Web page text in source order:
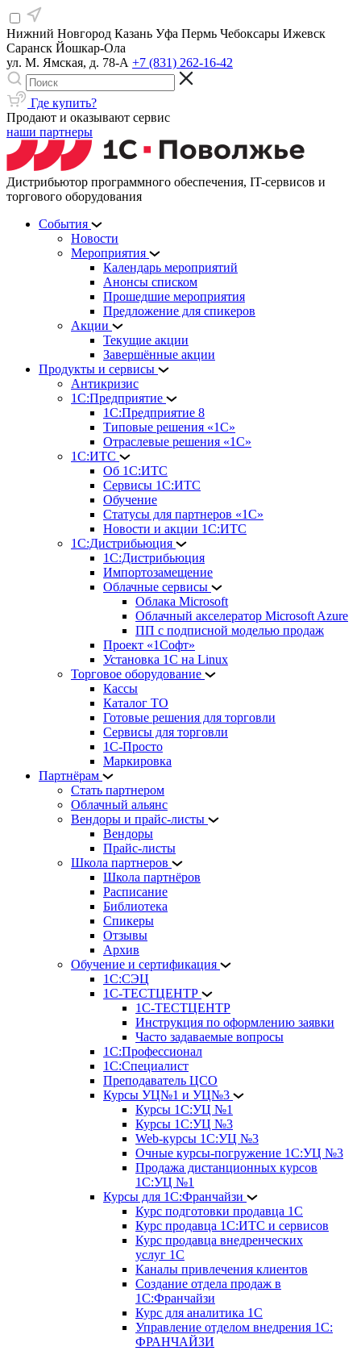
Нижний Новгород Казань Уфа Пермь Чебоксары Ижевск
Саранск Йошкар-Ола
ул. М. Ямская, д. 78-А +7 (831) 262-16-42
Где купить?
Продают и оказывают сервис
наши партнеры
Дистрибьютор программного обеспечения, IT-сервисов и
торгового оборудования
События
Новости
Мероприятия
Календарь мероприятий
Анонсы списком
Прошедшие мероприятия
Предложение для спикеров
Акции
Текущие акции
Завершённые акции
Продукты и сервисы
Антикризис
1С:Предприятие
1С:Предприятие 8
Типовые решения «1С»
Отраслевые решения «1С»
1С:ИТС
Об 1С:ИТС
Сервисы 1С:ИТС
Обучение
Статусы для партнеров «1С»
Новости и акции 1С:ИТС
1С:Дистрибьюция
1С:Дистрибьюция
Импортозамещение
Облачные сервисы
Облака Microsoft
Облачный акселератор Microsoft Azure
ПП с подписной моделью продаж
Проект «1Софт»
Установка 1С на Linux
Торговое оборудование
Кассы
Каталог ТО
Готовые решения для торговли
Сервисы для торговли
1С-Просто
Маркировка
Партнёрам
Стать партнером
Облачный альянс
Вендоры и прайс-листы
Вендоры
Прайс-листы
Школа партнеров
Школа партнёров
Расписание
Библиотека
Спикеры
Отзывы
Архив
Обучение и сертификация
1С:СЭЦ
1С-ТЕСТЦЕНТР
1С-ТЕСТЦЕНТР
Инструкция по оформлению заявки
Часто задаваемые вопросы
1С:Профессионал
1С:Специалист
Преподаватель ЦСО
Курсы УЦ№1 и УЦ№3
Курсы 1С:УЦ №1
Курсы 1С:УЦ №3
Web-курсы 1С:УЦ №3
Очные курсы-погружение 1С:УЦ №3
Продажа дистанционных курсов
1С:УЦ №1
Курсы для 1С:Франчайзи
Курс подготовки продавца 1С
Курс продавца 1С:ИТС и сервисов
Курс продавца внедренческих
услуг 1С
Каналы привлечения клиентов
Создание отдела продаж в
1С:Франчайзи
Курс для аналитика 1С
Управление отделом внедрения 1С:
ФРАНЧАЙЗИ